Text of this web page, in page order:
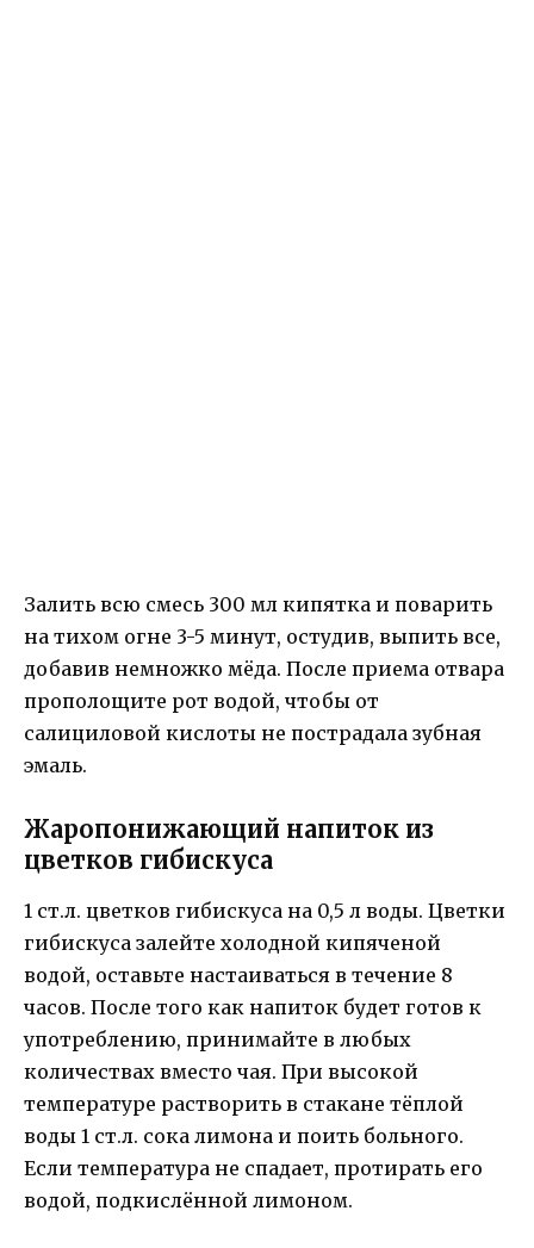
Залить всю смесь 300 мл кипятка и поварить
на тихом огне 3-5 минут, остудив, выпить все,
добавив немножко мёда. После приема отвара
прополощите рот водой, чтобы от
салициловой кислоты не пострадала зубная
эмаль.
Жаропонижающий напиток из
цветков гибискуса
1 ст.л. цветков гибискуса на 0,5 л воды. Цветки
гибискуса залейте холодной кипяченой
водой, оставьте настаиваться в течение 8
часов. После того как напиток будет готов к
употреблению, принимайте в любых
количествах вместо чая. При высокой
температуре растворить в стакане тёплой
воды 1 ст.л. сока лимона и поить больного.
Если температура не спадает, протирать его
водой, подкислённой лимоном.